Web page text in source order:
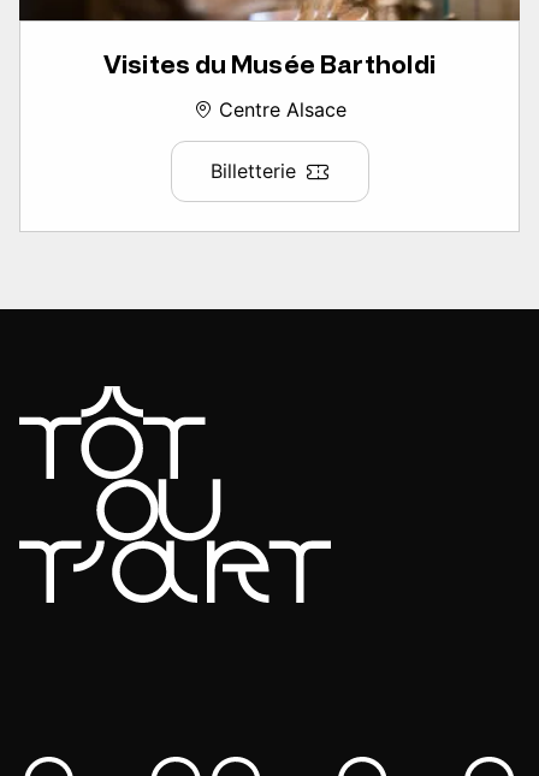
Visites du Musée Bartholdi
Centre Alsace
Billetterie